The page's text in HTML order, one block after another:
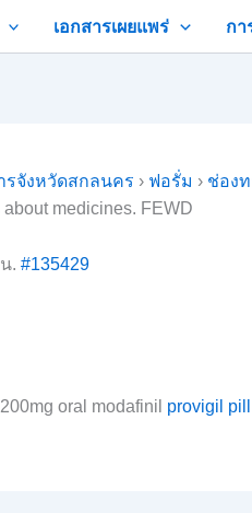
เอกสารเผยแพร่ กา
จังหวัดสกลนคร › ฟอรั่ม › ช่อง
medicines. FEWD
. #135429
oral modafinil provigil pill